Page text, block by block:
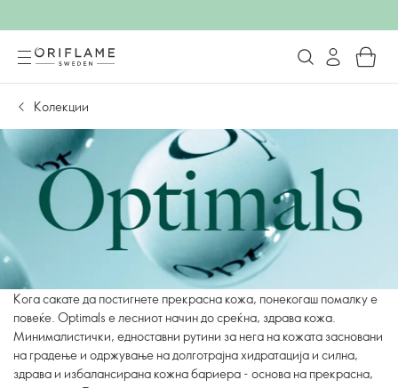
Колекции
Кога сакате да постигнете прекрасна кожа, понекогаш помалку е
повеќе. Optimals е лесниот начин до среќна, здрава кожа.
Минималистички, едноставни рутини за нега на кожата засновани
на градење и одржување на долготрајна хидратација и силна,
здрава и избалансирана кожна бариера - основа на прекрасна,